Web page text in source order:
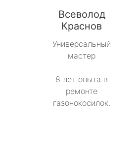
Всеволод
Краснов
Универсальный
мастер
8 лет опыта в
ремонте
газонокосилок.